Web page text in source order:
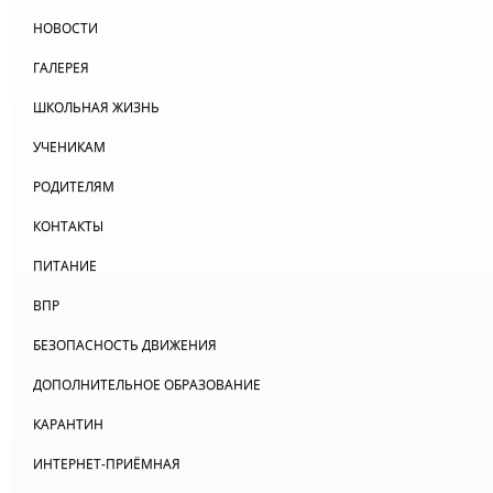
НОВОСТИ
ГАЛЕРЕЯ
ШКОЛЬНАЯ ЖИЗНЬ
УЧЕНИКАМ
РОДИТЕЛЯМ
КОНТАКТЫ
ПИТАНИЕ
ВПР
БЕЗОПАСНОСТЬ ДВИЖЕНИЯ
ДОПОЛНИТЕЛЬНОЕ ОБРАЗОВАНИЕ
КАРАНТИН
ИНТЕРНЕТ-ПРИЁМНАЯ